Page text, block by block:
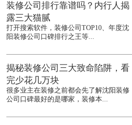
装修公司排行靠谱吗？内行人揭
露三大猫腻
打开搜索软件，装修公司TOP10、年度沈
阳装修公司口碑排行之王等...
揭秘装修公司三大致命陷阱，看
完少花几万块
很多业主在装修之前都会先了解沈阳装修
公司口碑最好的是哪家，装修本...